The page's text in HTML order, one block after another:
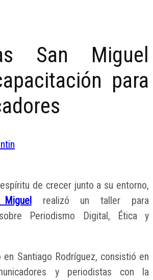
San Miguel
para
de crecer junto a su entorno,
realizó un taller para
Periodismo Digital, Ética y
en Santiago Rodríguez, consistió en
y periodistas con la